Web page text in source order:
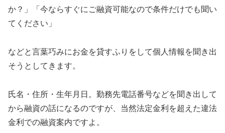
か？」「今ならすぐにご融資可能なので条件だけでも聞い
てください」
などと言葉巧みにお金を貸すふりをして個人情報を聞き出
そうとしてきます。
氏名・住所・生年月日。勤務先電話番号などを聞き出して
から融資の話になるのですが、当然法定金利を超えた違法
金利での融資案内ですよ。